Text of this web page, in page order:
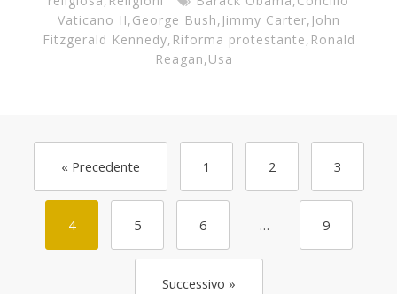
Vaticano II,George Bush, Jimmy Carter, John
Fitzgerald Kennedy, Riforma protestante, Ronald
Reagan,Usa
« Precedente 1 2 3
4 5 6 … 9
Successivo »